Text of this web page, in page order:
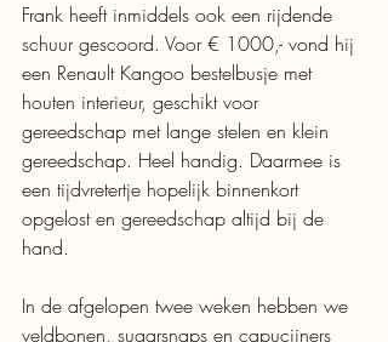
Frank heeft inmiddels ook een rijdende
schuur gescoord. Voor € 1000,- vond hij
een Renault Kangoo bestelbusje met
houten interieur, geschikt voor
gereedschap met lange stelen en klein
gereedschap. Heel handig. Daarmee is
een tijdvretertje hopelijk binnenkort
opgelost en gereedschap altijd bij de
hand.
In de afgelopen twee weken hebben we
veldbonen, sugarsnaps en capucijners